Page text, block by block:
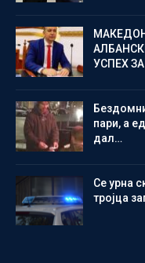
УСПЕХ
пари, а
дал…
Се урна
тројца